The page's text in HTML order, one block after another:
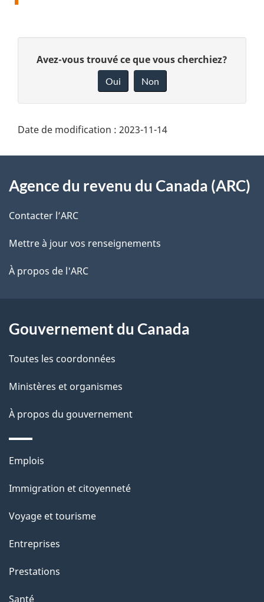
t
a
i
s
d
e
l
p
a
g
D
e
o
r
e
é
o
c
t
o
n
s
r
c
t
t
Avez-vous trouvé ce que vous cherchiez?
Oui Non
Date de modification : 2023-11-14
propos
de
ce
site
Agence du revenu du Canada (ARC)
Contacter l’ARC
Mettre à jour vos renseignements
À propos de l'ARC
Gouvernement du Canada
Toutes les coordonnées
Ministères et organismes
À propos du gouvernement
Thèmes
sujets
Emplois
Immigration et citoyenneté
Voyage et tourisme
Entreprises
Prestations
Santé